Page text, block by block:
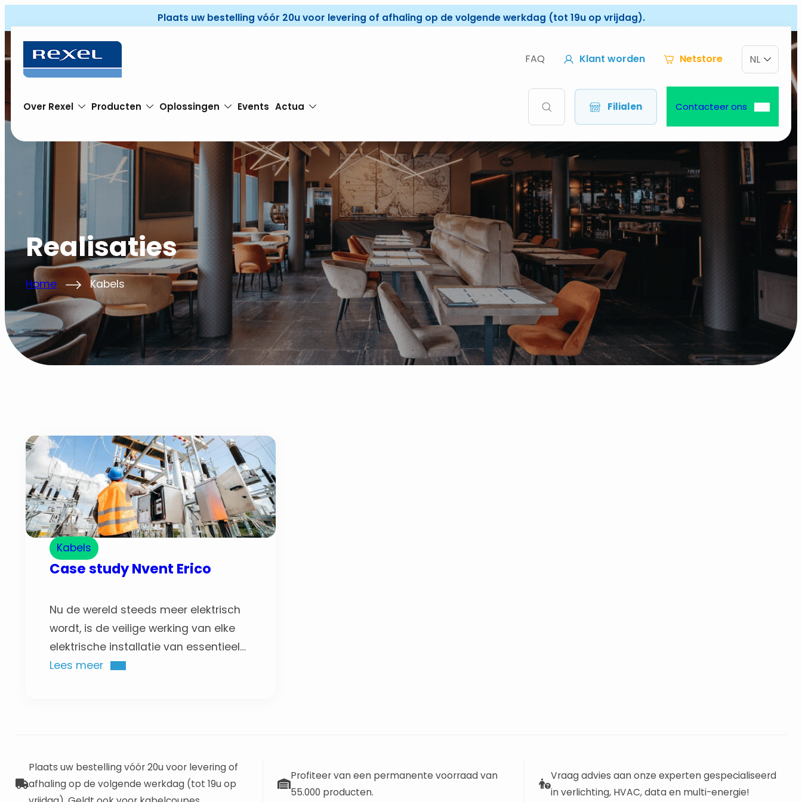
Plaats uw bestelling vóór 20u voor levering of afhaling op de volgende werkdag (tot 19u op vrijdag).
FAQ Klant worden Netstore NL
Over Rexel Producten Oplossingen Events Actua Filialen Contacteer ons
Realisaties
Home Kabels
Kabels
Case study Nvent Erico
Nu de wereld steeds meer elektrisch
wordt, is de veilige werking van elke
elektrische installatie van essentieel
belang. Het is belangrijk om
helpen om de duurzaamheid van hun
activiteiten te verbeteren.…
Lees meer
Plaats uw bestelling vóór 20u voor levering of
afhaling op de volgende werkdag (tot 19u op
Profiteer van een permanente voorraad van
55.000 producten.
Vraag advies aan onze experten gespecialiseerd
in verlichting, HVAC, data en multi-energie!